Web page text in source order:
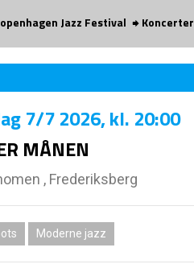
Jazz Festival Koncerter
7/7 2026, kl. 20:00
MÅNEN
, Frederiksberg
Moderne jazz